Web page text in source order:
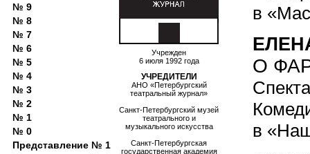
Учрежден
6 июля 1992 года
УЧРЕДИТЕЛИ
АНО «Петербургский
театральный журнал»
Санкт-Петербургский музей
театрального и
музыкального искусства
Санкт-Петербургская
государственная академия
в
О
в
№ 9
№ 8
№ 7
№ 6
№ 5
№ 4
№ 3
№ 2
№ 1
№ 0
Представление № 1